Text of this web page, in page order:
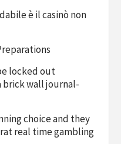
è il casinò non
locked out
wall journal-
choice and they
real time gambling